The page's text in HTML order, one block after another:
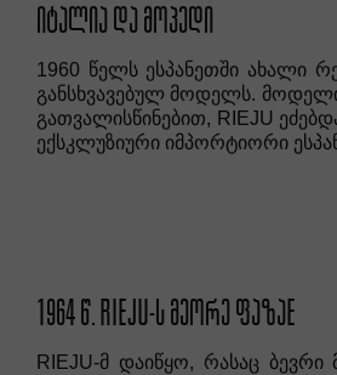
ᲘᲢᲐᲚᲘᲐ ᲓᲐ ᲛᲝᲞᲔᲓᲘ
1960 წელს ესპანეთში ახალი
განსხვავებულ მოდელს.
გათვალისწინებით, RIEJU
ექსკლუზიური იმპორტიორი
1964 Წ. RIEJU-Ს ᲛᲔᲝᲠᲔ ᲤᲐᲖᲐE
RIEJU-მ დაიწყო, რასაც